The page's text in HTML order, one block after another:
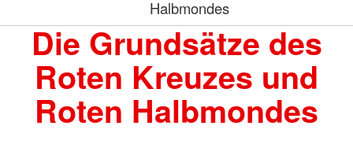
Halbmondes
Die Grundsätze des
Roten Kreuzes und
Roten Halbmondes